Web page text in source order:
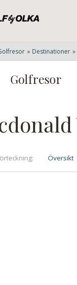
» Destinationer »
Golfresor
Översikt